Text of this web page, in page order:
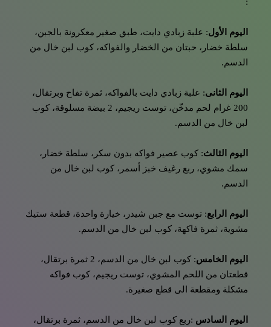
اليوم الأول: علبة زبادي دايت، طبق صغير معكرونة بالجبن،
سلطة خضار، حبتان من الخضار والفواكه، كوب لبن خال من
الدسم.
اليوم الثانى: علبة زبادي دايت بالفواكه، ثمرة تفاح وبرتقال،
200 غرام لحم مدخّن، توست ريجيم، 2 بيضة مسلوقة، كوب
لبن خال من الدسم.
اليوم الثالث: كوب عصير فواكه بدون سكر، سلطة خضار،
سمك مشوي، ربع رغيف خبز أسمر، كوب لبن خال من
الدسم.
اليوم الرابع: توست مع جبن شيدر، خيارة واحدة، قطعة ستيك
مشوية، ثمرة فاكهة، كوب لبن خال من الدسم.
اليوم الخامس
: كوب لبن خال من الدسم، 2 ثمرة برتقال،
قطعتان من اللحم المشوي، توست ريجيم، كوب فواكه
مشكلة ومقطعة الى قطع صغيرة.
اليوم السادس :ربع كوب لبن خال من الدسم، ثمرة برتقال،